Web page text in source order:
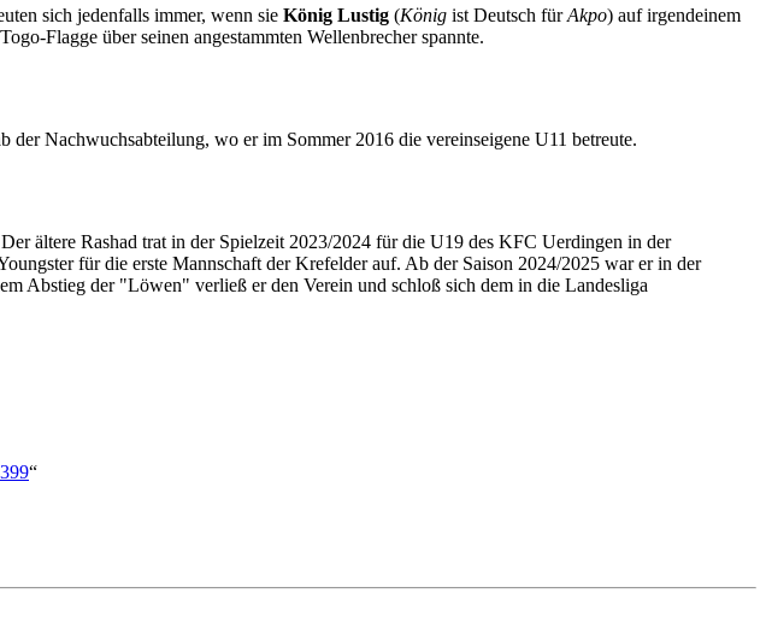
sich jedenfalls immer, wenn sie König Lustig (König ist Deutsch fürAkpo) auf irgendeinem
Flagge über seinen angestammten Wellenbrecher spannte.
Nachwuchsabteilung, wo er im Sommer 2016 die vereinseigene U11 betreute.
ältere Rashad trat in der Spielzeit 2023/2024 für die U19 des KFC Uerdingen in der
für die erste Mannschaft der Krefelder auf. Ab der Saison 2024/2025 war er in der
Abstieg der "Löwen" verließ er den Verein und schloß sich dem in die Landesliga
“